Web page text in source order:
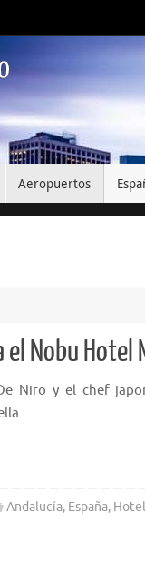
Aeropuertos
Nobu Hotel
Niro y el chef
Andalucía, España,